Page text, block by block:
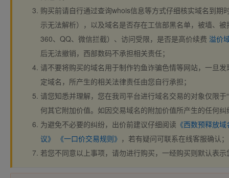
购买前请自行通过查询whois信息等方式仔细核实域名到期
示无法解析），以及域名是否存在工信部黑名单，被墙、
360、QQ、微信拦截）、访问受限，是否是高价续费 溢价
后无法撤销，西部数码不承担相关责任；
请不要将购买的域名用于制作钓鱼诈骗色情等网站，一旦
定域名，所产生的相关法律责任由您自行承担；
请您知悉并理解，您在我司平台进行域名交易的对象仅限于
何其它附加价值。如因交易域名的附加价值所产生的任何
为避免不必要的纠纷，出价前建议仔细阅读 《西数预释放
议》
《一口价交易规则》 ，若有疑问可联系在线客服确认；
若您不同意以上事项，请勿进行购买，一经购买则默认表